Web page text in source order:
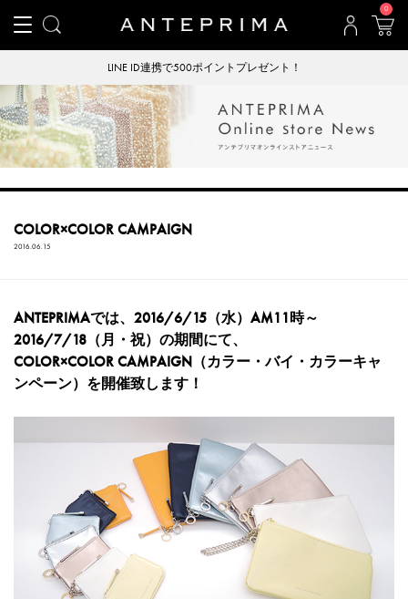
0
LINE ID連携で500ポイントプレゼント！
COLOR×COLOR CAMPAIGN
2016.06.15
ANTEPRIMAでは、2016/6/15（水）AM11時～
2016/7/18（月・祝）の期間にて、
COLOR×COLOR CAMPAIGN（カラー・バイ・カラーキャ
ンペーン）を開催致します！